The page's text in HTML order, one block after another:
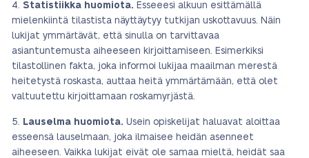
Statistiikka huomiota. Esseeesi alkuun esittämällä
mielenkiintä tilastista näyttäytyy tutkijan uskottavuus. Näin
lukijat ymmärtävät, että sinulla on tarvittavaa
asiantuntemusta aiheeseen kirjoittamiseen. Esimerkiksi
tilastollinen fakta, joka informoi lukijaa maailman merestä
heitetystä roskasta, auttaa heitä ymmärtämään, että olet
valtuutettu kirjoittamaan roskamyrjästä.
Lauselma huomiota. Usein opiskelijat haluavat aloittaa
esseensä lauselmaan, joka ilmaisee heidän asenneet
aiheeseen. Vaikka lukijat eivät ole samaa mieltä, heidät saa